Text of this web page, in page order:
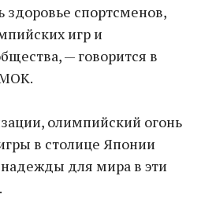
здоровье спортсменов,
игр и
— говорится в
олимпийский огонь
в столице Японии
для мира в эти